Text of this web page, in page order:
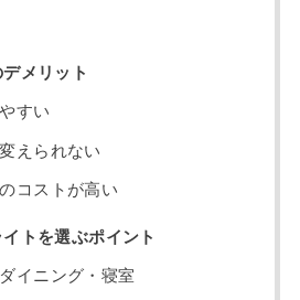
メリット
すい
えられない
コストが高い
トを選ぶポイント
イニング・寝室